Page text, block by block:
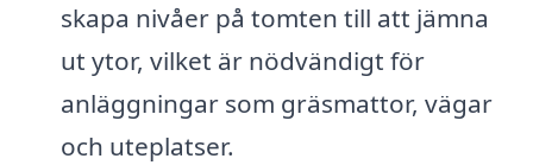
skapa nivåer på tomten till att jämna
ut ytor, vilket är nödvändigt för
anläggningar som gräsmattor, vägar
och uteplatser.